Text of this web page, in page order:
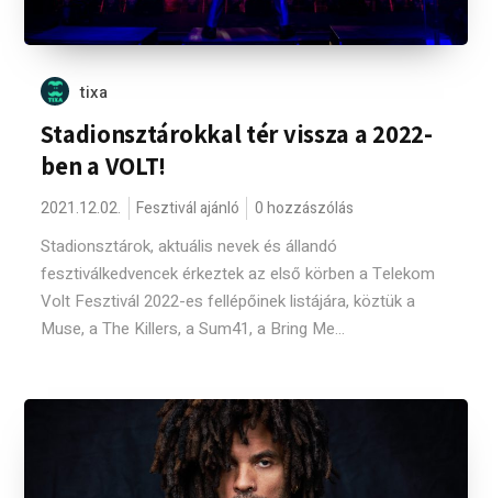
tixa
Stadionsztárokkal tér vissza a 2022-
ben a VOLT!
2021.12.02. Fesztivál ajánló 0 hozzászólás
Stadionsztárok, aktuális nevek és állandó
fesztiválkedvencek érkeztek az első körben a Telekom
Volt Fesztivál 2022-es fellépőinek listájára, köztük a
Muse, a The Killers, a Sum41, a Bring Me...